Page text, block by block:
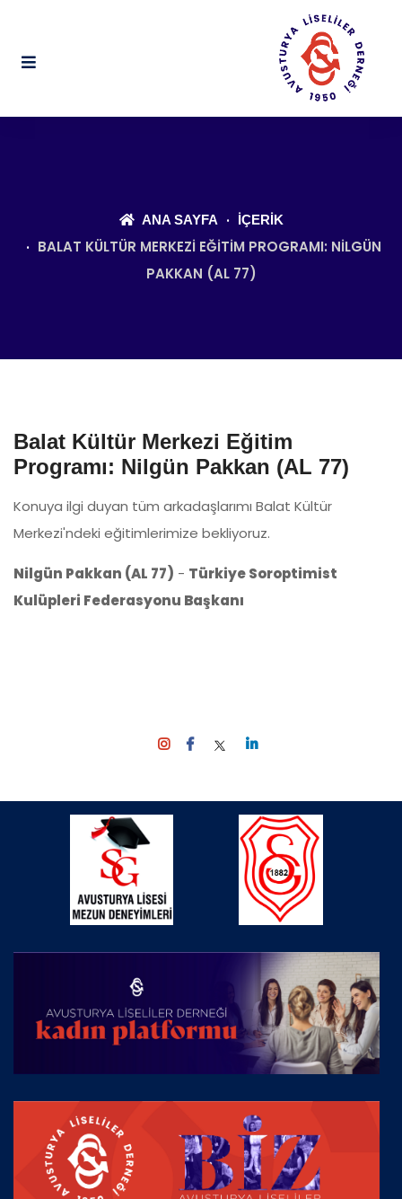
ANA SAYFA İÇERIK
BALAT KÜLTÜR MERKEZI EĞITIM PROGRAMI: NILGÜN
PAKKAN (AL 77)
Balat Kültür Merkezi Eğitim
Programı: Nilgün Pakkan (AL 77)
Konuya ilgi duyan tüm arkadaşlarımı Balat Kültür
Merkezi'ndeki eğitimlerimize bekliyoruz.
Nilgün Pakkan (AL 77) - Türkiye Soroptimist
Kulüpleri Federasyonu Başkanı